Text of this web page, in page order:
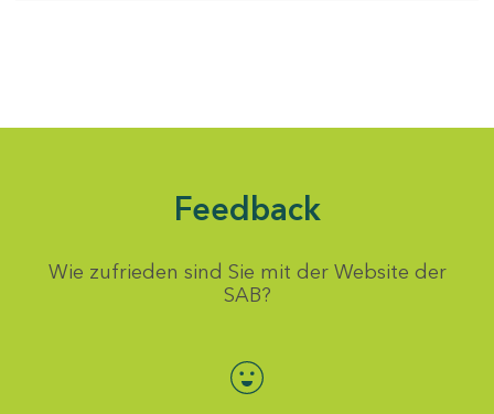
Feedback
Wie zufrieden sind Sie mit der Website der
SAB?
Bewertung auswählen